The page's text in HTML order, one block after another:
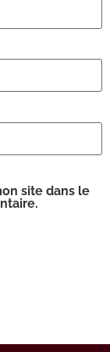
site dans le